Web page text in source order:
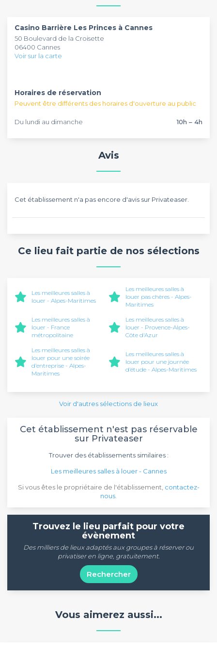
recevoir 80 personnes. En choisissant cet établissement
à côté d’une bonne qualité de service. Le personnel
expérimenté de cet espace de travail mettra tout en
œuvre pour votre satisfaction.
Le* Casino Barrière Les Princes à Cannes
vous décevra pas. Alors, n’attendez plus pour concrétiser
votre prochain événement d’entreprise et séminaire,
Casino Barrière Les Princes à Cannes
50 Boulevard de la Croisette
06400 Cannes
Voir sur la carte
Horaires de réservation
Peuvent être différents des horaires d'ouverture au public
Du lundi au dimanche 10h – 4h
Avis
Cet établissement n'a pas encore d'avis sur Privateaser.
Ce lieu fait partie de nos sélections
Les meilleures salles à
louer - Alpes-Maritimes
Les meilleures salles à
louer pas chères - Alpes-
Maritimes
Les meilleures salles à
louer - France
métropolitaine
Les meilleures salles à
louer - Provence-Alpes-
Côte d'Azur
Les meilleures salles à
louer pour une soirée
d’entreprise - Alpes-
Maritimes
Les meilleures salles à
louer pour une journée
d’étude - Alpes-Maritimes
Voir d'autres sélections de lieux
Cet établissement n'est pas réservable
sur Privateaser
Trouver des établissements similaires :
Les meilleures salles à louer - Cannes
Si vous êtes le propriétaire de l'établissement, contactez-
nous
Trouvez le lieu parfait pour votre
évènement
Des milliers de lieux adaptés aux groupes à réserver ou
privatiser en ligne, gratuitement.
Rechercher
Vous aimerez aussi...